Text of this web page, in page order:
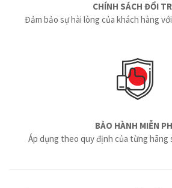
CHÍNH SÁCH ĐỔI
Đảm bảo sự hài lòng của khách hàng
BẢO HÀNH MIỄN
Áp dụng theo quy định của từng hãng